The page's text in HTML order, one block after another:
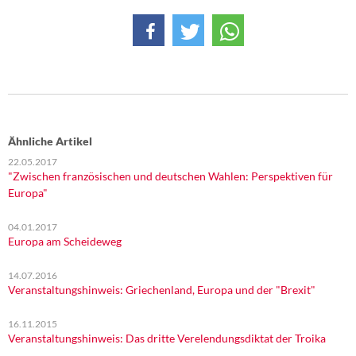
Ähnliche Artikel
22.05.2017
"Zwischen französischen und deutschen Wahlen: Perspektiven für
Europa"
04.01.2017
Europa am Scheideweg
14.07.2016
Veranstaltungshinweis: Griechenland, Europa und der "Brexit"
16.11.2015
Veranstaltungshinweis: Das dritte Verelendungsdiktat der Troika